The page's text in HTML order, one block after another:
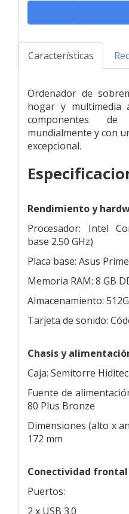
Características
Ordenador de
hogar y multimedia
componentes de
mundialmente y con
excepcional.
Rendimiento y
Procesador: Intel
base 2.50 GHz)
Placa base: Asus
Memoria RAM: 8 GB
Almacenamiento:
Tarjeta de sonido:
Chasis y
Caja: Semitorre
Fuente de
80 Plus Bronze
Dimensiones (alto x
172 mm
Conectividad frontal
Puertos:
2 x USB 3.0